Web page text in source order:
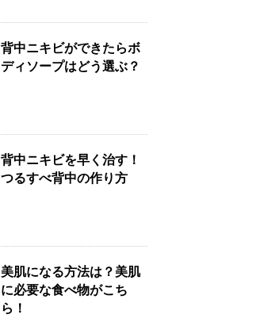
背中ニキビができたらボ
ディソープはどう選ぶ？
背中ニキビを早く治す！
つるすべ背中の作り方
美肌になる方法は？美肌
に必要な食べ物がこち
ら！